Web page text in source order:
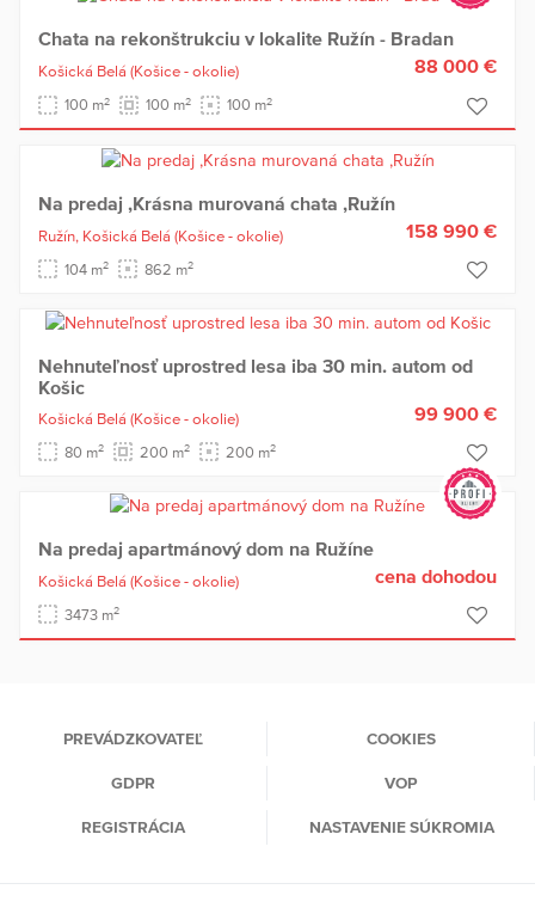
Chata na rekonštrukciu v lokalite Ružín - Bradan
Košická Belá (Košice - okolie)
100 m2 100 m2 100 m2
88 000 €
Na predaj ,Krásna murovaná chata ,Ružín
Ružín, Košická Belá (Košice - okolie)
104 m2 862 m2
158 990 €
Nehnuteľnosť uprostred lesa iba 30 min. autom od
Košic
Košická Belá (Košice - okolie)
80 m2 200 m2 200 m2
99 900 €
Na predaj apartmánový dom na Ružíne
Košická Belá (Košice - okolie)
3473 m2
cena dohodou
PREVÁDZKOVATEĽ COOKIES
GDPR VOP
REGISTRÁCIA NASTAVENIE SÚKROMIA